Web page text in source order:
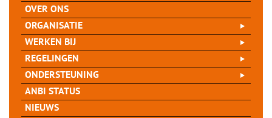
OVER ONS
ORGANISATIE
WERKEN BIJ
REGELINGEN
ONDERSTEUNING
ANBI STATUS
NIEUWS